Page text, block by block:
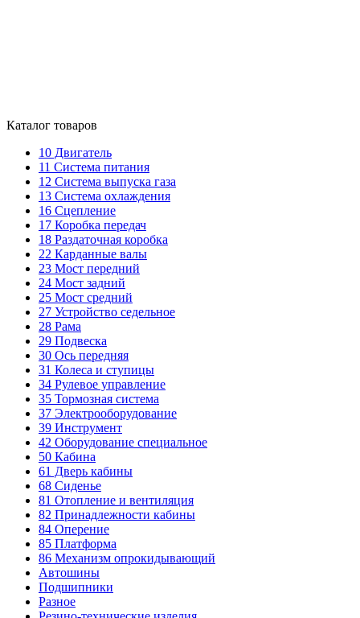
Каталог товаров
10 Двигатель
11 Система питания
12 Система выпуска газа
13 Система охлаждения
16 Сцепление
17 Коробка передач
18 Раздаточная коробка
22 Карданные валы
23 Мост передний
24 Мост задний
25 Мост средний
27 Устройство седельное
28 Рама
29 Подвеска
30 Ось передняя
31 Колеса и ступицы
34 Рулевое управление
35 Тормозная система
37 Электрооборудование
39 Инструмент
42 Оборудование специальное
50 Кабина
61 Дверь кабины
68 Сиденье
81 Отопление и вентиляция
82 Принадлежности кабины
84 Оперение
85 Платформа
86 Механизм опрокидывающий
Автошины
Подшипники
Разное